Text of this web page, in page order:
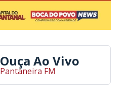
Ouça Ao Vivo
Pantaneira FM